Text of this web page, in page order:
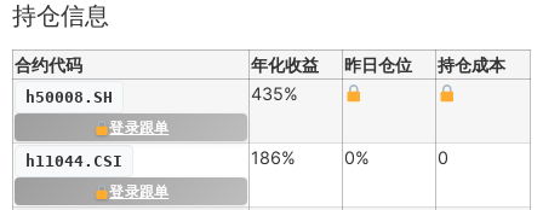
持仓信息
合约代码 年化收益 昨日仓位 持仓成本
h50008.SH
登录跟单
435%
h11044.CSI
登录跟单
186% 0% 0